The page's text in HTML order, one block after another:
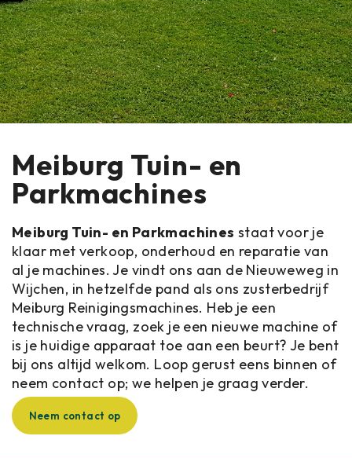
Meiburg Tuin- en
Parkmachines
Meiburg Tuin- en Parkmachines staat voor je
klaar met verkoop, onderhoud en reparatie van
al je machines. Je vindt ons aan de Nieuweweg in
Wijchen, in hetzelfde pand als ons zusterbedrijf
Meiburg Reinigingsmachines. Heb je een
technische vraag, zoek je een nieuwe machine of
is je huidige apparaat toe aan een beurt? Je bent
bij ons altijd welkom. Loop gerust eens binnen of
neem contact op; we helpen je graag verder.
Neem contact op